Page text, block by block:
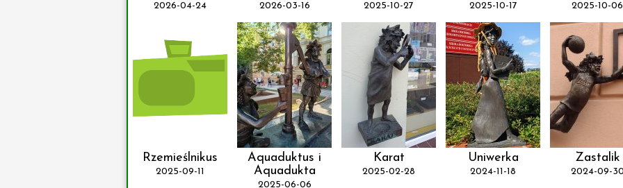
2026-04-24 2026-03-16 2025-10-27 2025-10-17 2025-10-06
Rzemieślnikus
2025-09-11
Aquaduktus i
Aquadukta
2025-06-06
Karat
2025-02-28
Uniwerka
2024-11-18
Zastalik
2024-09-